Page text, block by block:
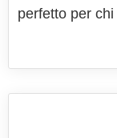
perfetto per
leggera e
una